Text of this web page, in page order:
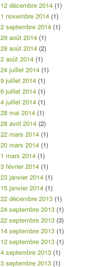
12 décembre 2014 (1)
1 novembre 2014 (1)
2 septembre 2014 (1)
29 août 2014 (1)
28 août 2014 (2)
2 août 2014 (1)
24 juillet 2014 (1)
9 juillet 2014 (1)
6 juillet 2014 (1)
4 juillet 2014 (1)
28 mai 2014 (1)
28 avril 2014 (2)
22 mars 2014 (1)
20 mars 2014 (1)
1 mars 2014 (1)
3 février 2014 (1)
23 janvier 2014 (1)
15 janvier 2014 (1)
22 décembre 2013 (1)
24 septembre 2013 (1)
22 septembre 2013 (3)
14 septembre 2013 (1)
12 septembre 2013 (1)
4 septembre 2013 (1)
3 septembre 2013 (1)